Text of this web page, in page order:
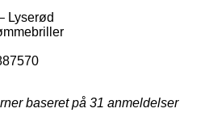
Lyserød
baseret på 31 anmeldelser